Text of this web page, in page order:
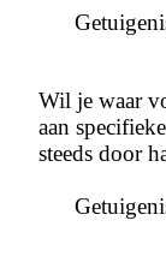
Wil je waar
aan
steeds door